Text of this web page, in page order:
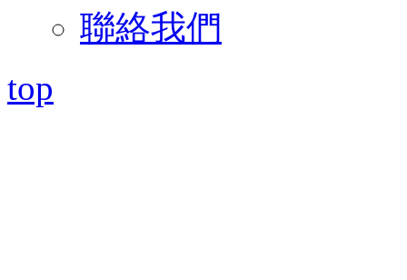
聯絡我們
top